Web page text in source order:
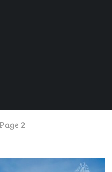
Page 2